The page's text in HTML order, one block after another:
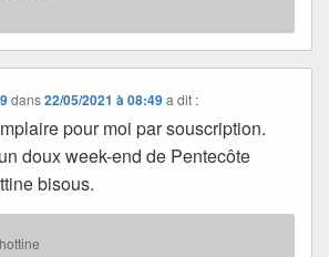
dans22/05/2021 à 08:49 a dit :
pour moi par souscription.
doux week-end de Pentecôte
bisous.